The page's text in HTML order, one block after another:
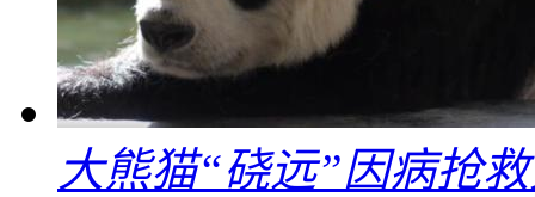
大熊猫“硗远”因病抢